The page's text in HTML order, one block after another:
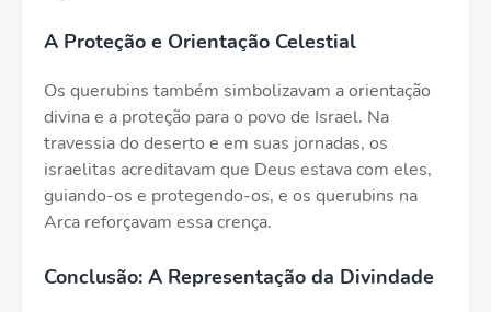
A Proteção e Orientação Celestial
Os querubins também simbolizavam a orientação
divina e a proteção para o povo de Israel. Na
travessia do deserto e em suas jornadas, os
israelitas acreditavam que Deus estava com eles,
guiando-os e protegendo-os, e os querubins na
Arca reforçavam essa crença.
Conclusão: A Representação da Divindade